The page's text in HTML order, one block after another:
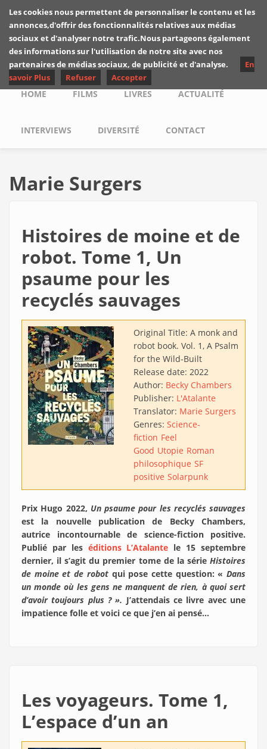
Skip to main content
Les critiques de
Yuyine
Main menu
HOME FILMS LIVRES ACTUALITÉ
INTERVIEWS DIVERSITÉ CONTACT
Marie Surgers
Histoires de moine et de
robot. Tome 1, Un
psaume pour les
recyclés sauvages
Original Title: A monk and
robot book. Vol. 1, A Psalm
for the Wild-Built
Release date: 2022
Author: Becky Chambers
Publisher: L'Atalante
Translator: Marie Surgers
Genres: Science-
fiction Feel
Good Utopie Roman
philosophique SF
positive Solarpunk
Prix Hugo 2022, Un psaume pour les recyclés sauvages
est la nouvelle publication de Becky Chambers,
autrice incontournable de science-fiction positive.
Publié par les éditions L’Atalante le 15 septembre
dernier, il s’agit du premier tome de la série Histoires
de moine et de robot qui pose cette question: « Dans
un monde où les gens ne manquent de rien, à quoi sert
d’avoir toujours plus ? ». J’attendais ce livre avec une
impatience folle et voici ce que j’en ai pensé…
Les voyageurs. Tome 1,
L’espace d’un an
Les cookies nous permettent de personnaliser le contenu et les
annonces,d'offrir des fonctionnalités relatives aux médias
sociaux et d'analyser notre trafic.Nous partageons également
des informations sur l'utilisation de notre site avec nos
partenaires de médias sociaux, de publicité et d'analyse.
En
savoir Plus
Refuser Accepter